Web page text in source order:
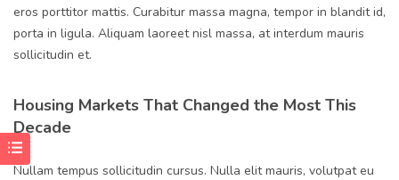
eros porttitor mattis. Curabitur massa magna, tempor in blandit id,
porta in ligula. Aliquam laoreet nisl massa, at interdum mauris
sollicitudin et.
Housing Markets That Changed the Most This
Decade
Nullam tempus sollicitudin cursus. Nulla elit mauris, volutpat eu